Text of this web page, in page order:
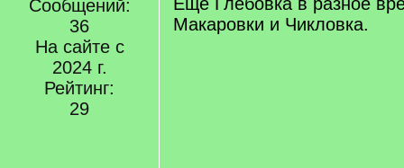
Сообщений:
36
На сайте с
2024 г.
Рейтинг:
29
Макаровки и Чикловка.